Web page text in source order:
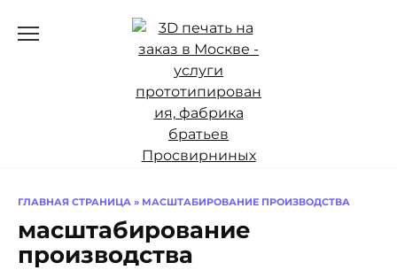
ГЛАВНАЯ СТРАНИЦА » МАСШТАБИРОВАНИЕ ПРОИЗВОДСТВА
масштабирование
производства